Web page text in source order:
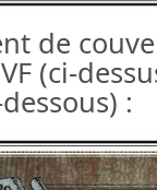
de
(ci-
: